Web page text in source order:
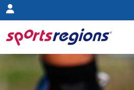
Panneau de gestion des cookies